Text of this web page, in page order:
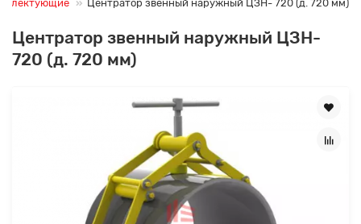
Центратор звенный наружный ЦЗН- 720 (д. 720 мм)
Центратор звенный наружный ЦЗН-
720 (д. 720 мм)